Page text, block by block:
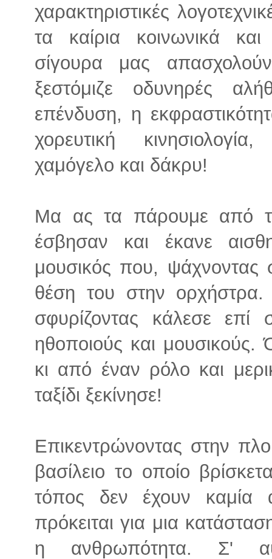
χαρακτηριστικές
τα καίρια κοινωνικά
σίγουρα μας
ξεστόμιζε οδυνηρές
επένδυση, η
χορευτική
χαμόγελο και δάκρυ!
Μα ας τα πάρουμε από
έσβησαν και έκανε
μουσικός που, ψάχνοντας
θέση του στην ορχήστρα.
σφυρίζοντας κάλεσε επί
ηθοποιούς και μουσικούς.
κι από έναν ρόλο και
ταξίδι ξεκίνησε!
Επικεντρώνοντας στην
βασίλειο το οποίο
τόπος δεν έχουν καμία
πρόκειται για μια
η ανθρωπότητα. Σ'